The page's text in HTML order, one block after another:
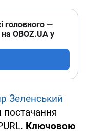
головного —
OBOZ.UA у
Зеленський
Ключовою